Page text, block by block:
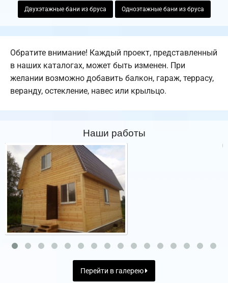
Двухэтажные бани из бруса Одноэтажные бани из бруса
Обратите внимание! Каждый проект, представленный
в наших каталогах, может быть изменен. При
желании возможно добавить балкон, гараж, террасу,
веранду, остекление, навес или крыльцо.
Наши работы
Перейти в галерею